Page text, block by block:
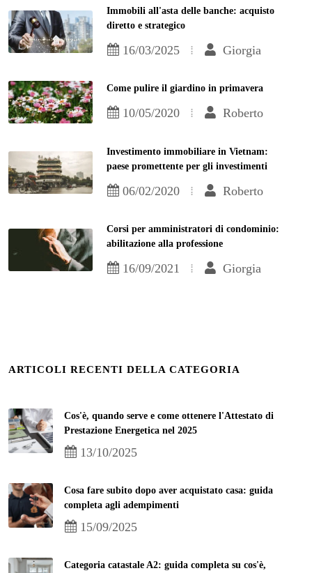
Immobili all'asta delle banche: acquisto
diretto e strategico
16/03/2025 Giorgia
Come pulire il giardino in primavera
10/05/2020 Roberto
Investimento immobiliare in Vietnam:
paese promettente per gli investimenti
06/02/2020 Roberto
Corsi per amministratori di condominio:
abilitazione alla professione
16/09/2021 Giorgia
ARTICOLI RECENTI DELLA CATEGORIA
Cos'è, quando serve e come ottenere l'Attestato di
Prestazione Energetica nel 2025
13/10/2025
Cosa fare subito dopo aver acquistato casa: guida
completa agli adempimenti
15/09/2025
Categoria catastale A2: guida completa su cos'è,